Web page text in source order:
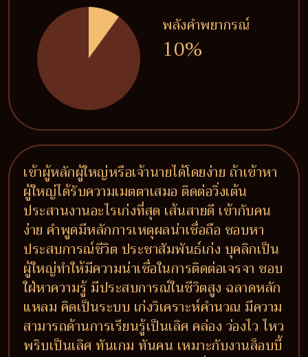
พลังคำพยากรณ์
10%
เข้าผู้หลักผู้ใหญ่หรือเจ้านายได้โดยง่าย ถ้าเข้าหา
ผู้ใหญ่ได้รับความเมตตาเสมอ ติดต่อวิ่งเต้น
ประสานงานอะไรเก่งที่สุด เส้นสายดี เข้ากับคน
ง่าย คำพูดมีหลักการเหตุผลน่าเชื่อถือ ชอบหา
ประสบการณ์ชีวิต ประชาสัมพันธ์เก่ง บุคลิกเป็น
ผู้ใหญ่ทำให้มีความน่าเชื่อในการติดต่อเจรจา ชอบ
ใฝ่หาความรู้ มีประสบการณ์ในชีวิตสูง ฉลาดหลัก
แหลม คิดเป็นระบบ เก่งวิเคราะห์คำนวณ มีความ
สามารถด้านการเรียนรู้เป็นเลิศ คล่อง ว่องไว ไหว
พริบเป็นเลิศ ทันเกม ทันคน เหมาะกับงานล็อบบี้